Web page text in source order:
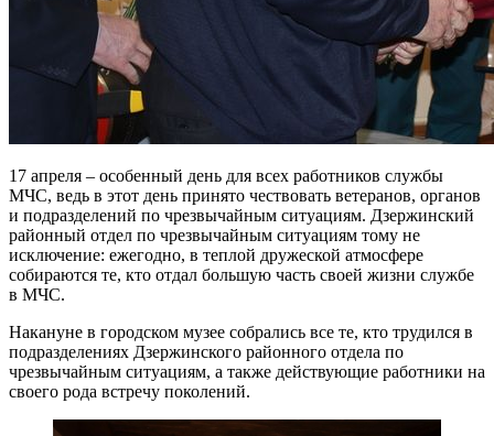
17 апреля – особенный день для всех работников службы
МЧС, ведь в этот день принято чествовать ветеранов, органов
и подразделений по чрезвычайным ситуациям. Дзержинский
районный отдел по чрезвычайным ситуациям тому не
исключение: ежегодно, в теплой дружеской атмосфере
собираются те, кто отдал большую часть своей жизни службе
в МЧС.
Накануне в городском музее собрались все те, кто трудился в
подразделениях Дзержинского районного отдела по
чрезвычайным ситуациям, а также действующие работники на
своего рода встречу поколений.